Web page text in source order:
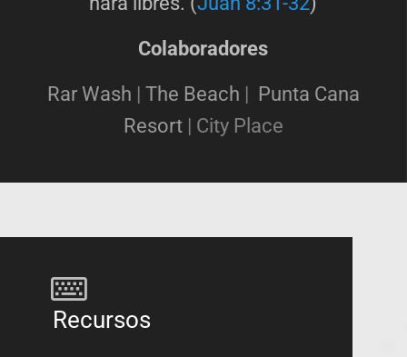
Colaboradores
Rar Wash | The Beach | Punta Cana
Resort| City Place
Recursos